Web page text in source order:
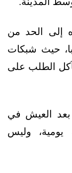
إلى الحد من
حيث شبكات
الطلب على
بعد العيش في
يومية، وليس